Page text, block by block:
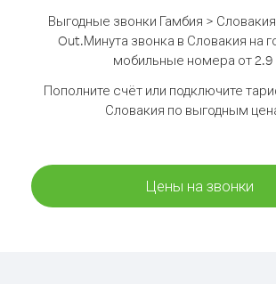
Выгодные звонки Гамбия >
Out.Минута звонка в Словакия на
мобильные номера от 2.9
Пополните счёт или подключите
Словакия по выгодным
Цены на звонки